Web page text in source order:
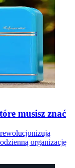
musisz znać
organizację